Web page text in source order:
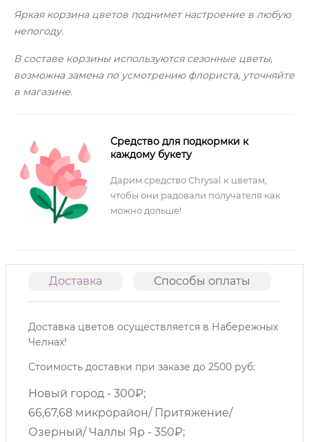
Яркая корзина цветов поднимет настроение в любую
непогоду.
В составе корзины используются сезонные цветы,
возможна замена по усмотрению флориста, уточняйте
в магазине.
Средство для подкормки к
каждому букету
Дарим средство Chrysal к цветам,
чтобы они радовали получателя как
можно дольше!
Доставка Способы оплаты
Доставка цветов осуществляется в Набережных
Челнах!
Стоимость доставки при заказе до 2500 руб:
Новый город - 300₽;
66,67,68 микрорайон/ Притяжение/
Озерный/ Чаллы Яр - 350₽;